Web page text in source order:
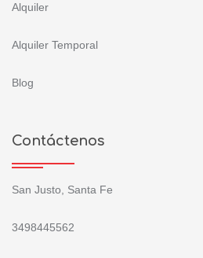
Alquiler
Alquiler Temporal
Blog
Contáctenos
San Justo, Santa Fe
3498445562